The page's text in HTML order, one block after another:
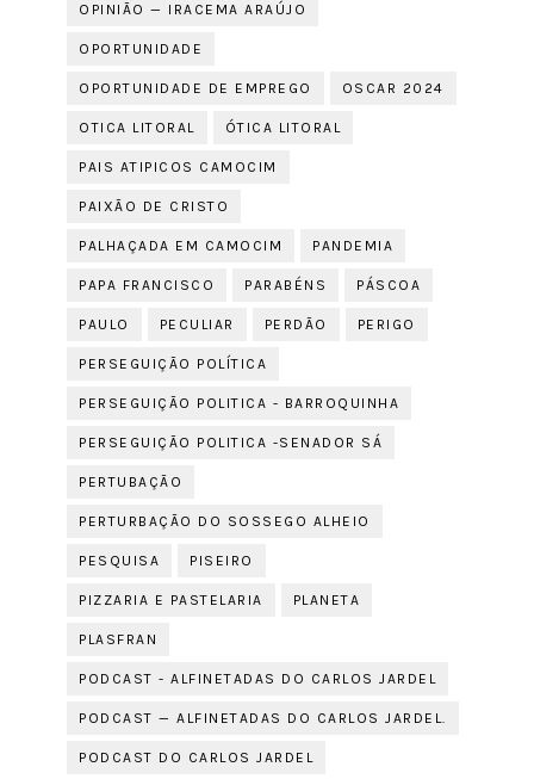
OPINIÃO — IRACEMA ARAÚJO
OPORTUNIDADE
OPORTUNIDADE DE EMPREGO OSCAR 2024
OTICA LITORAL ÓTICA LITORAL
PAIS ATIPICOS CAMOCIM
PAIXÃO DE CRISTO
PALHAÇADA EM CAMOCIM PANDEMIA
PAPA FRANCISCO PARABÉNS PÁSCOA
PAULO PECULIAR PERDÃO PERIGO
PERSEGUIÇÃO POLÍTICA
PERSEGUIÇÃO POLITICA - BARROQUINHA
PERSEGUIÇÃO POLITICA -SENADOR SÁ
PERTUBAÇÃO
PERTURBAÇÃO DO SOSSEGO ALHEIO
PESQUISA PISEIRO
PIZZARIA E PASTELARIA PLANETA
PLASFRAN
PODCAST - ALFINETADAS DO CARLOS JARDEL
PODCAST — ALFINETADAS DO CARLOS JARDEL.
PODCAST DO CARLOS JARDEL